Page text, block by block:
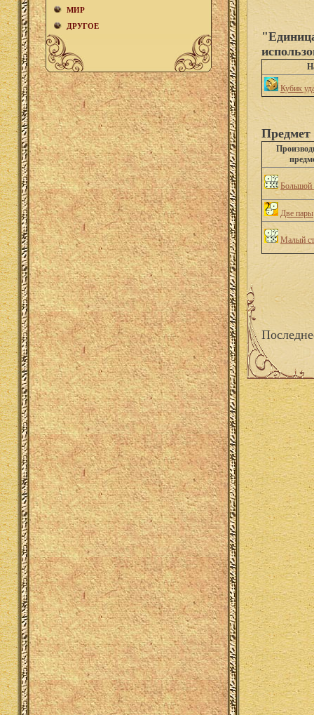
МИР
ДРУГОЕ
Кубик
Предмет
Большой
Две пары
Малый